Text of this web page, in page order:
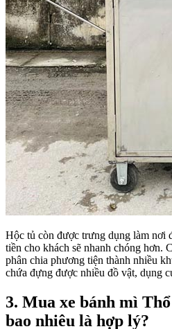
Hộc tủ còn được trưng dụng làm nơi
tiền cho khách sẽ nhanh chóng hơn.
phân chia phương tiện thành nhiều
chứa đựng được nhiều đồ vật, dụng
3. Mua xe bánh mì
bao nhiêu là hợp lý?